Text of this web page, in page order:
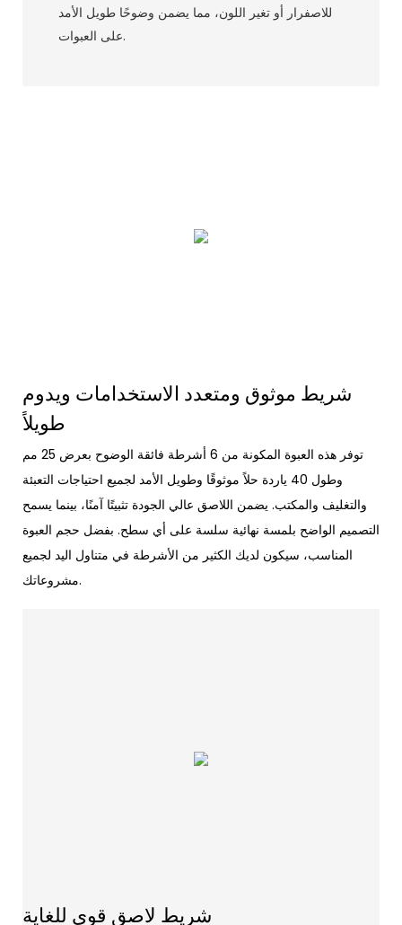
للاصفرار أو تغير اللون، مما يضمن وضوحًا طويل الأمد
على العبوات.
شريط موثوق ومتعدد الاستخدامات ويدوم
توفر هذه العبوة المكونة من 6 أشرطة فائقة الوضوح بعرض 25 مم
وطول 40 ياردة حلاً موثوقًا وطويل الأمد لجميع احتياجات التعبئة
والتغليف والمكتب. يضمن اللاصق عالي الجودة تثبيتًا آمنًا، بينما يسمح
التصميم الواضح بلمسة نهائية سلسة على أي سطح. بفضل حجم العبوة
المناسب، سيكون لديك الكثير من الأشرطة في متناول اليد لجميع
مشروعاتك.
شريط لاصق قوي للغاية